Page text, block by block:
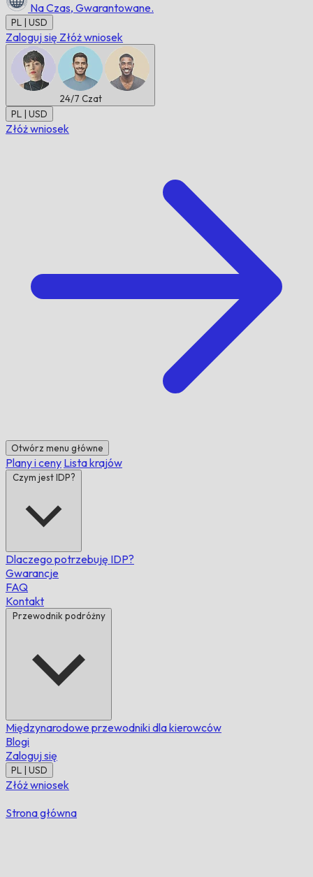
Na Czas, Gwarantowane.
PL | USD
Zaloguj się Złóż wniosek
24/7 Czat
PL | USD
Złóż wniosek
Otwórz menu główne
Plany i ceny Lista krajów
Czym jest IDP?
Dlaczego potrzebuję IDP?
Gwarancje
FAQ
Kontakt
Przewodnik podróżny
Międzynarodowe przewodniki dla kierowców
Blogi
Zaloguj się
PL | USD
Złóż wniosek
Strona główna